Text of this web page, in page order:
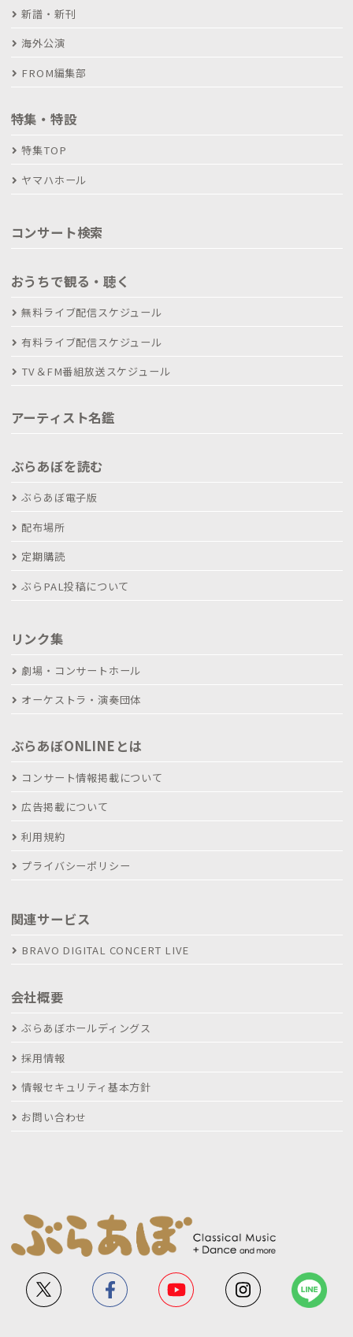
新譜・新刊
海外公演
FROM編集部
特集・特設
特集TOP
ヤマハホール
コンサート検索
おうちで観る・聴く
無料ライブ配信スケジュール
有料ライブ配信スケジュール
TV＆FM番組放送スケジュール
アーティスト名鑑
ぶらあぼを読む
ぶらあぼ電子版
配布場所
定期購読
ぶらPAL投稿について
リンク集
劇場・コンサートホール
オーケストラ・演奏団体
ぶらあぼONLINEとは
コンサート情報掲載について
広告掲載について
利用規約
プライバシーポリシー
関連サービス
BRAVO DIGITAL CONCERT LIVE
会社概要
ぶらあぼホールディングス
採用情報
情報セキュリティ基本方針
お問い合わせ